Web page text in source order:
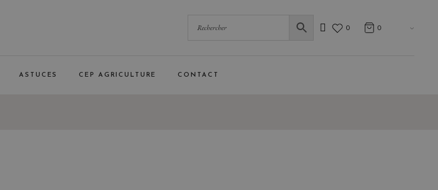
0 0
ASTUCES CEP AGRICULTURE CONTACT